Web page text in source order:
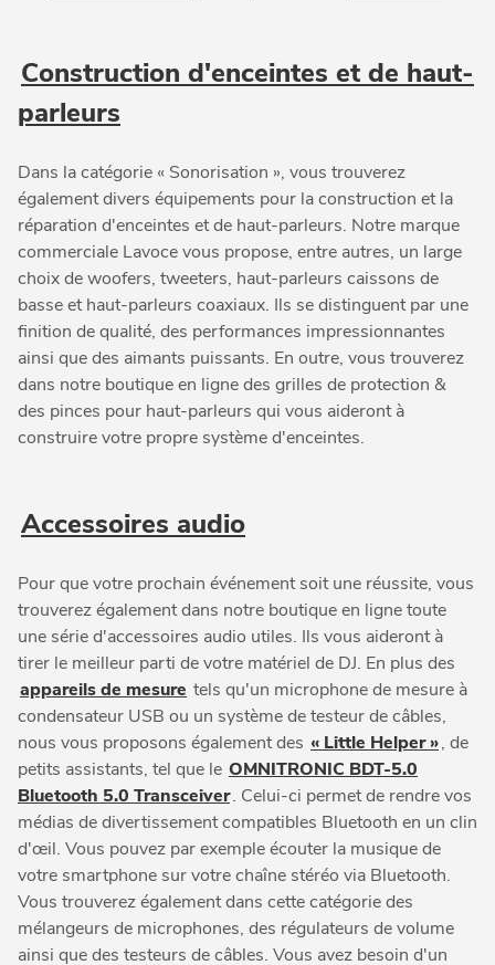
Construction d'enceintes et de haut-
parleurs
Dans la catégorie « Sonorisation », vous trouverez
également divers équipements pour la construction et la
réparation d'enceintes et de haut-parleurs. Notre marque
commerciale Lavoce vous propose, entre autres, un large
choix de woofers, tweeters, haut-parleurs caissons de
basse et haut-parleurs coaxiaux. Ils se distinguent par une
finition de qualité, des performances impressionnantes
ainsi que des aimants puissants. En outre, vous trouverez
dans notre boutique en ligne des grilles de protection &
des pinces pour haut-parleurs qui vous aideront à
construire votre propre système d'enceintes.
Accessoires audio
Pour que votre prochain événement soit une réussite, vous
trouverez également dans notre boutique en ligne toute
une série d'accessoires audio utiles. Ils vous aideront à
tirer le meilleur parti de votre matériel de DJ. En plus des
appareils de mesure tels qu'un microphone de mesure à
condensateur USB ou un système de testeur de câbles,
nous vous proposons également des « Little Helper », de
petits assistants, tel que le OMNITRONIC BDT-5.0
Bluetooth 5.0 Transceiver. Celui-ci permet de rendre vos
médias de divertissement compatibles Bluetooth en un clin
d'œil. Vous pouvez par exemple écouter la musique de
votre smartphone sur votre chaîne stéréo via Bluetooth.
Vous trouverez également dans cette catégorie des
mélangeurs de microphones, des régulateurs de volume
ainsi que des testeurs de câbles. Vous avez besoin d'un